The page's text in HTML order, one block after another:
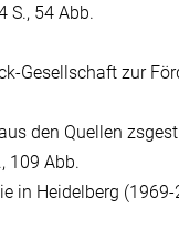
S., 54 Abb.
Gesellschaft zur
den Quellen
109 Abb.
in Heidelberg (1969-